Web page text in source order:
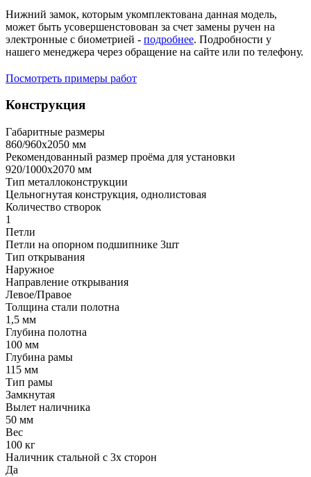
Нижний замок, которым укомплектована данная модель,
может быть усовершенстовован за счет замены ручен на
электронные с биометрией - подробнее. Подробности у
нашего менеджера через обращение на сайте или по телефону.
Посмотреть примеры работ
Конструкция
Габаритные размеры
860/960х2050 мм
Рекомендованный размер проёма для установки
920/1000х2070 мм
Тип металлоконструкции
Цельногнутая конструкция, однолистовая
Количество створок
1
Петли
Петли на опорном подшипнике 3шт
Тип открывания
Наружное
Направление открывания
Левое/Правое
Толщина стали полотна
1,5 мм
Глубина полотна
100 мм
Глубина рамы
115 мм
Тип рамы
Замкнутая
Вылет наличника
50 мм
Вес
100 кг
Наличник стальной с 3х сторон
Да